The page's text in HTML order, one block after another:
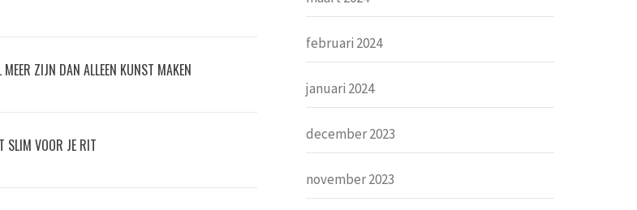
ZIJN DAN ALLEEN KUNST MAKEN
SLIM VOOR JE RIT
februari 2024
januari 2024
december 2023
november 2023